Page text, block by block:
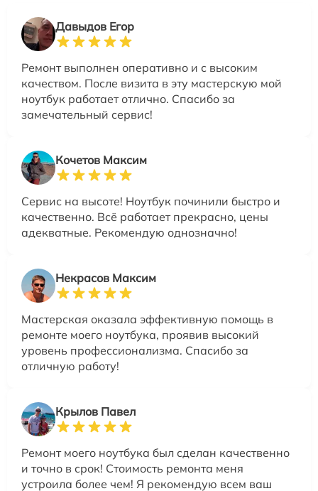
Давыдов Егор
Ремонт выполнен оперативно и с высоким
качеством. После визита в эту мастерскую мой
ноутбук работает отлично. Спасибо за
замечательный сервис!
Кочетов Максим
Сервис на высоте! Ноутбук починили быстро и
качественно. Всё работает прекрасно, цены
адекватные. Рекомендую однозначно!
Некрасов Максим
Мастерская оказала эффективную помощь в
ремонте моего ноутбука, проявив высокий
уровень профессионализма. Спасибо за
отличную работу!
Крылов Павел
Ремонт моего ноутбука был сделан качественно
и точно в срок! Стоимость ремонта меня
устроила более чем! Я рекомендую всем ваш